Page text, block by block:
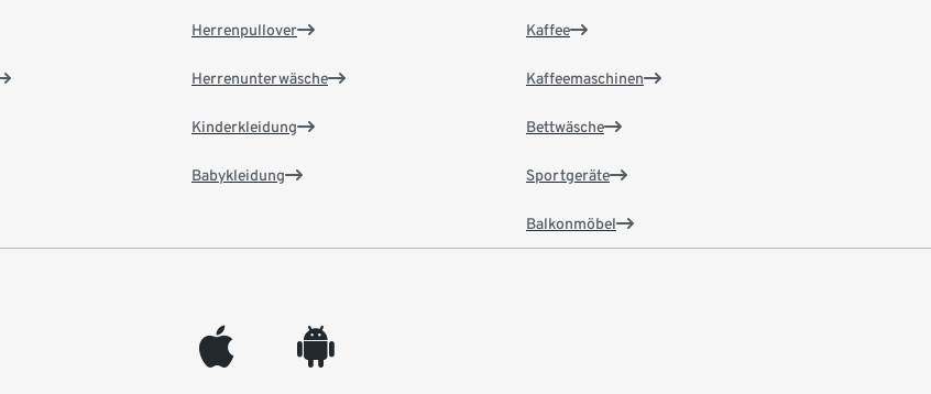
Herrenpullover
Herrenunterwäsche
Kinderkleidung
Babykleidung
Kaffee
Kaffeemaschinen
Bettwäsche
Sportgeräte
Balkonmöbel
appleinc android